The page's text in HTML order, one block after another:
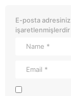
E-posta adresiniz
işaretlenmişlerdir